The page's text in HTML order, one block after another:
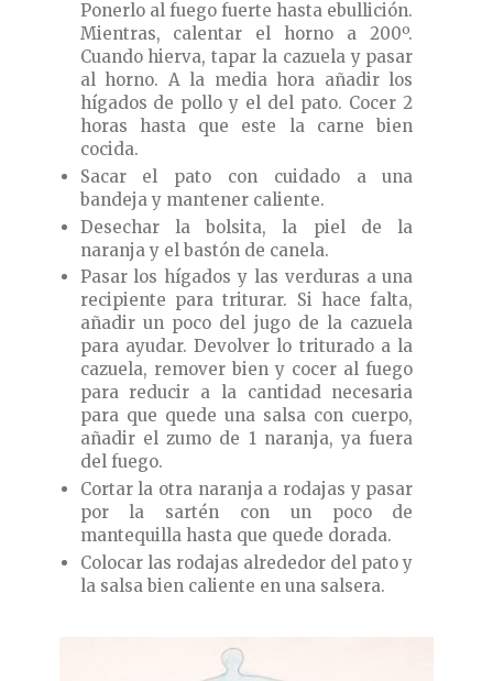
Ponerlo al fuego fuerte hasta ebullición.
Mientras, calentar el horno a 200º.
Cuando hierva, tapar la cazuela y pasar
al horno. A la media hora añadir los
hígados de pollo y el del pato. Cocer 2
horas hasta que este la carne bien
cocida.
Sacar el pato con cuidado a una
bandeja y mantener caliente.
Desechar la bolsita, la piel de la
naranja y el bastón de canela.
Pasar los hígados y las verduras a una
recipiente para triturar. Si hace falta,
añadir un poco del jugo de la cazuela
para ayudar. Devolver lo triturado a la
cazuela, remover bien y cocer al fuego
para reducir a la cantidad necesaria
para que quede una salsa con cuerpo,
añadir el zumo de 1 naranja, ya fuera
del fuego.
Cortar la otra naranja a rodajas y pasar
por la sartén con un poco de
mantequilla hasta que quede dorada.
Colocar las rodajas alrededor del pato y
la salsa bien caliente en una salsera.